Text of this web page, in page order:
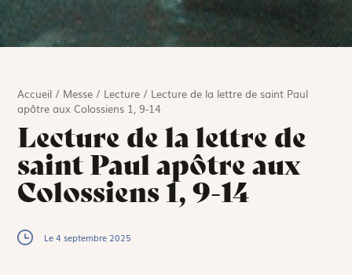
Accueil / Messe / Lecture / Lecture de la lettre de saint Paul
apôtre aux Colossiens 1, 9-14
Lecture de la lettre de
saint Paul apôtre aux
Colossiens 1, 9-14
Le 4 septembre 2025